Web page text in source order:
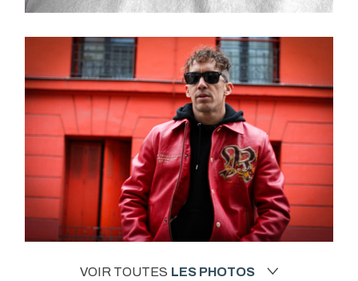
VOIR TOUTES LES PHOTOS